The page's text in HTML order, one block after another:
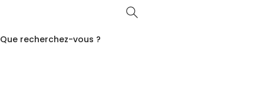
Que recherchez-vous ?